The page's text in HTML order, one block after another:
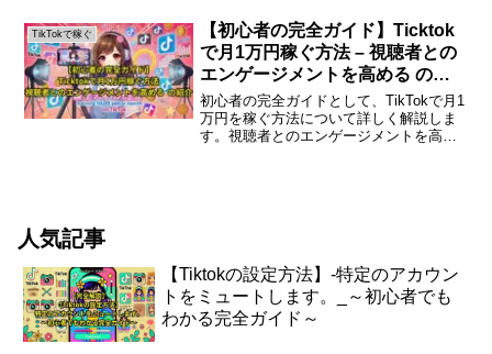
ームとなり、多くの人がクリエイターと
して活...
TikTokで稼ぐ
【初心者の完全ガイド】Ticktok
で月1万円稼ぐ方法 – 視聴者との
エンゲージメントを高める の紹
介
初心者の完全ガイドとして、TikTokで月1
万円を稼ぐ方法について詳しく解説しま
す。視聴者とのエンゲージメントを高め
人気記事
【Tiktokの設定方法】-特定のアカウン
トをミュートします。_～初心者でも
わかる完全ガイド～